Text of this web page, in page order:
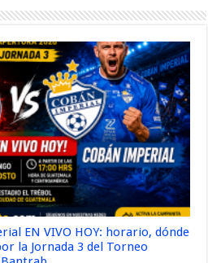
EN VIVO HOY: horario, dónde
la Jornada 3 del Torneo